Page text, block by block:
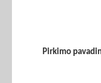
Pirkimo